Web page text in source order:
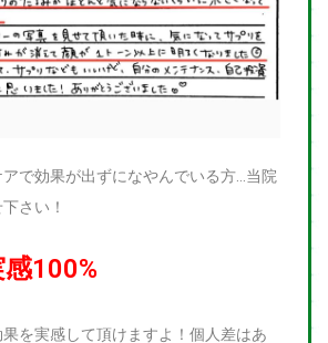
で効果が出ずになやんでいる方…当院
さい！
100%
を実感して頂けますよ！個人差はあ